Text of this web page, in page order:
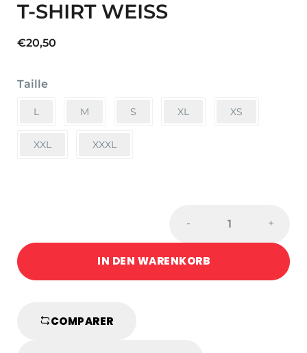
T-SHIRT WEISS
€20,50
Taille
L M S XL XS
XXL XXXL
T-
SHIRT
WEISS
- +
IN DEN WARENKORB
COMPARER